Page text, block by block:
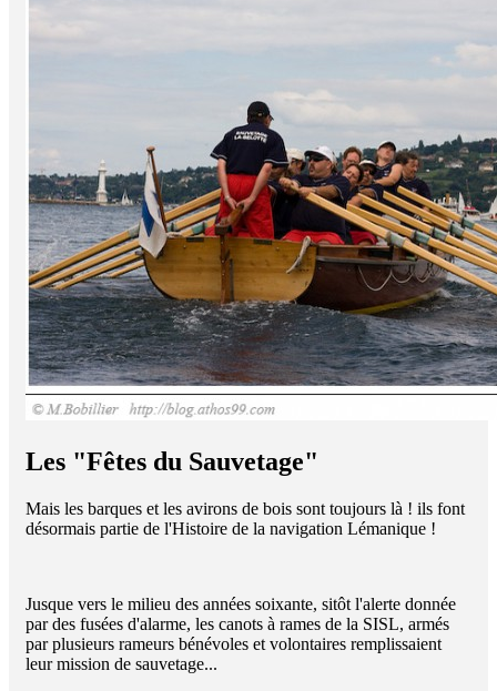
Les "Fêtes du Sauvetage"
Mais les barques et les avirons de bois sont toujours là ! ils font
désormais partie de l'Histoire de la navigation Lémanique !
Jusque vers le milieu des années soixante, sitôt l'alerte donnée
par des fusées d'alarme, les canots à rames de la SISL, armés
par plusieurs rameurs bénévoles et volontaires remplissaient
leur mission de sauvetage...